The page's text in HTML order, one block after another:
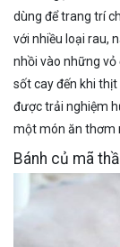
dùng để trang trí
với nhiều loại rau,
nhồi vào những
sốt cay đến khi
được trải nghiệm
một món ăn thơm
Bánh củ mã